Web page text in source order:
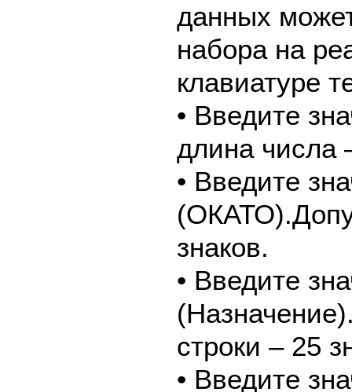
данных
набора на
клавиатуре
• Введите
длина числа
• Введите
знаков.
• Введите
строки – 25
• Введите